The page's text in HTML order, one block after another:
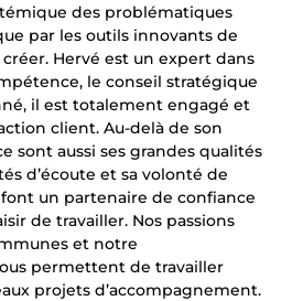
des problématiques
par les outils innovants de
créer. Hervé est un expert dans
le conseil stratégique
il est totalement engagé et
client. Au-delà de son
sont aussi ses grandes qualités
d’écoute et sa volonté de
un partenaire de confiance
de travailler. Nos passions
et notre
permettent de travailler
projets d’accompagnement.